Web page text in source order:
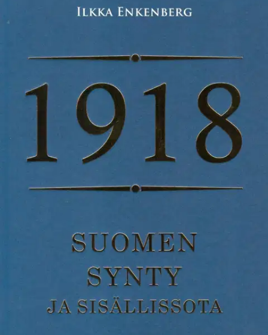
Miten Suomi syntyi ja mitä tapahtui vuoden 1918 sisällissodassa?
Miksi Lenin antoi Suomen itsenäistyä? Oliko Suomea ennen
Venäjän vallan aikaa? Entä millaista sinun elämäsi olisi ollut, jos
olisit syntynyt 200 tai 150 vuotta aiemmin? Ajanjakson vuodesta
1808 vuoteen 1918 kattava kirja vie sinut Porvoon torille, kun
kasakat ratsastavat kaupunkiin vuonna 1808 ja tanssiaisiin
katselemaan, kun Aleksanteri I tanssittaa kauniita daameja.
sortokauden kutsuntamellakkaan yhdessä Eugen Schaumanin
historian. Kirja kertoo paitsi Suomen itsenäistymisen tarinan myös
sen, millaista oli olla tavallinen ihminen tai vallan huipulla oleva
tuotekuvausta
Ominaisuudet